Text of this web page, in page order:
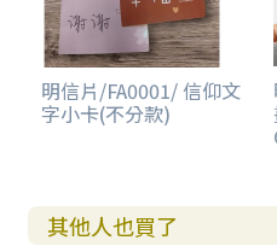
明信片/FA0001/ 信仰文
字小卡(不分款)
其他人也買了